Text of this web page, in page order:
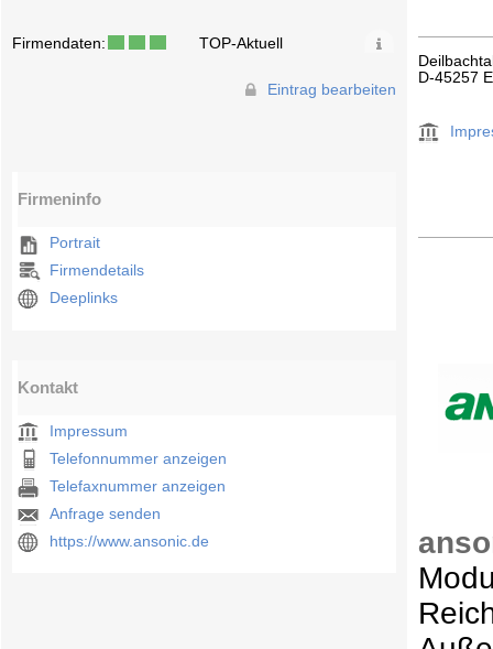
Firmendaten: TOP-Aktuell
Eintrag bearbeiten
Firmeninfo
Portrait
Firmendetails
Deeplinks
Kontakt
Impressum
Telefonnummer anzeigen
Telefaxnummer anzeigen
Anfrage senden
https://www.ansonic.de
D-45257